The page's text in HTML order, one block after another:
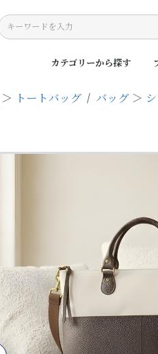
カテゴリーから探す
＞ トートバッグ / バッグ ＞